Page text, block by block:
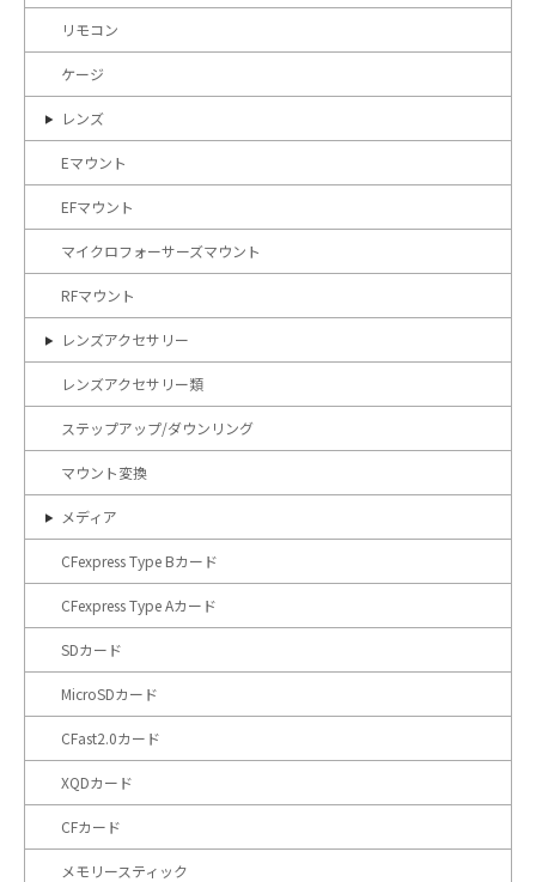
リモコン
ケージ
レンズ
Eマウント
EFマウント
マイクロフォーサーズマウント
RFマウント
レンズアクセサリー
レンズアクセサリー類
ステップアップ/ダウンリング
マウント変換
メディア
CFexpress Type Bカード
CFexpress Type Aカード
SDカード
MicroSDカード
CFast2.0カード
XQDカード
CFカード
メモリースティック